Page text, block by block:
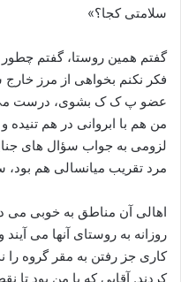
سلامتی کجا؟»
گفتم همین روستا، گفتم
فکر نکنم بخواهی از مرز
عضو پ ک ک بشوی، درست
من هم با ابروانی در هم
لزومی به جواب سؤال های
مرد تقریب میانسالی هم
اهالی آن مناطق به خوبی می
روزانه به روستای آنها می
کاری جز رفتن به مقر گروه را
کردند. آقایی که با من بود تا